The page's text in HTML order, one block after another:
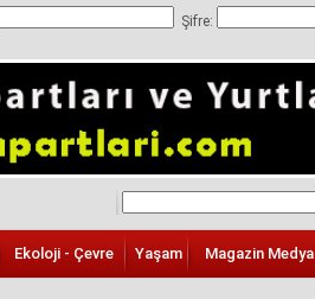
Şifre:
Ekoloji - Çevre Yaşam Magazin Medya